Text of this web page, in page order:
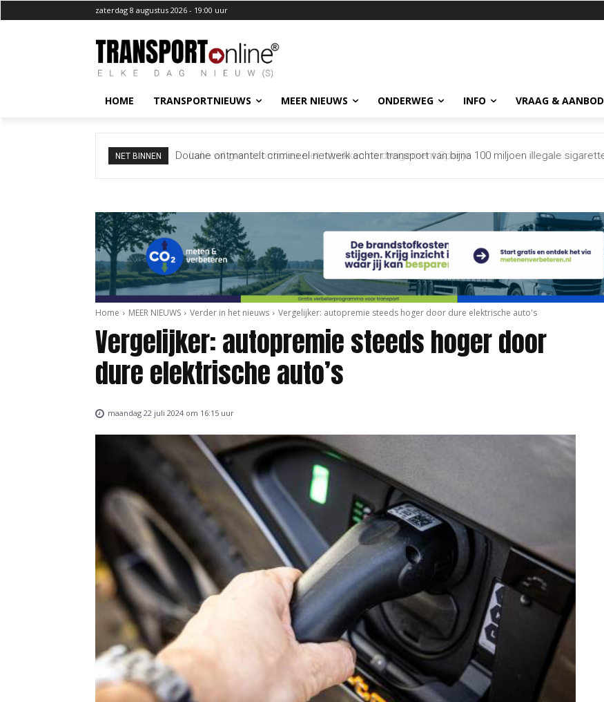
zaterdag 8 augustus 2026 - 19:00 uur
HOME TRANSPORTNIEUWS MEER NIEUWS ONDERWEG INFO VRAAG & AANBOD
NET BINNEN Italië wil grenscontroles niet intrekken na dreigement Spanje
Home MEER NIEUWS Verder in het nieuws Vergelijker: autopremie steeds hoger door dure elektrische auto's
Vergelijker: autopremie steeds hoger door
dure elektrische auto’s
maandag 22 juli 2024 om 16:15 uur